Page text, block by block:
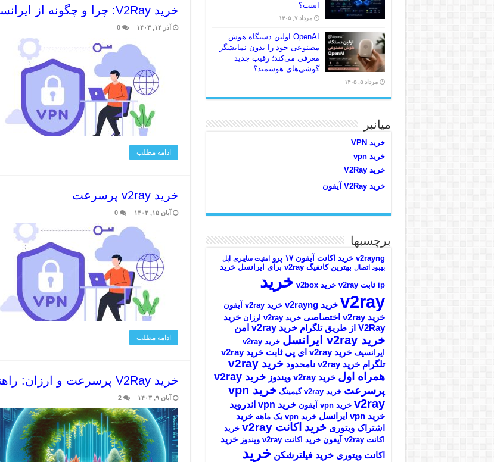
خرید V2Ray: چرا و چگونه از ایرانسیف اقدام کنیم؟
آذر ۱۴, ۱۴۰۳ 0
ادامه مطلب
خرید v2ray پرسرعت
آبان ۱۵, ۱۴۰۳ 0
ادامه مطلب
خرید V2Ray پرسرعت و ارزان: راهنمای جامع
آبان ۹, ۱۴۰۳ 2
است؟
مرداد ۷, ۱۴۰۵
OpenAI اولین دستگاه هوش
مصنوعی خود را بدون نمایشگر
معرفی می‌کند؛ رقیب جدید
گوشی‌های هوشمند؟
مرداد ۵, ۱۴۰۵
میانبر
خرید VPN
خرید vpn
خرید V2Ray
خرید V2Ray آیفون
برچسبها
v2rayng خرید اکانت آیفون ۱۷ پرو امنیت سایبری اپل
بهبود اتصال بهترین کانفیگ v2ray برای ایرانسل
خرید
ip ثابت v2ray
خرید v2box
خرید
v2ray خرید v2rayng خرید v2ray آیفون
خرید v2ray اختصاصی خرید v2ray ارزان
خرید
V2Ray از طریق تلگرام
خرید v2ray امن
خرید v2ray ایرانسل
خرید v2ray
ایرانسیف خرید v2ray ای پی ثابت
خرید v2ray
تلگرام خرید v2ray نامحدود
خرید v2ray
همراه اول خرید v2ray ویندوز
خرید v2ray
پرسرعت خرید v2ray گیمینگ
خرید vpn
v2ray خرید vpn آیفون خرید vpn اندروید
خرید vpn ایرانسل خرید vpn یک ماهه
خرید
اشتراک ویتوری خرید اکانت v2ray
خرید
اکانت v2ray آیفون
خرید اکانت v2ray ویندوز
خرید
اکانت ویتوری خرید فیلترشکن خرید